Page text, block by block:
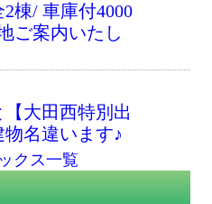
2棟/ 車庫付4000
ご案内いたし
【大田西特別出
名違います♪
クス一覧